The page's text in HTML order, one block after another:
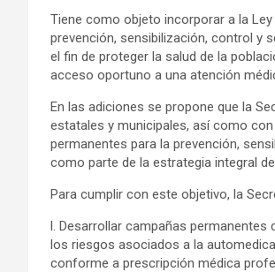
Tiene como objeto incorporar a la
prevención, sensibilización, control y
el fin de proteger la salud de la
acceso oportuno a una atención
En las adiciones se propone que la
estatales y municipales, así como
permanentes para la prevención,
como parte de la estrategia integral
Para cumplir con este objetivo, la
l. Desarrollar campañas
los riesgos asociados a la
conforme a prescripción médica